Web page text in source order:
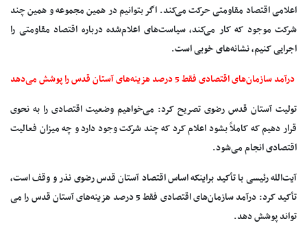
اعلامی اقتصاد مقاومتی حرکت می‌کند. اگر بتوانیم در همین مجموعه و همین چند
شرکت موجود که کار می‌کند، سیاست‌های اعلام‌شده درباره اقتصاد مقاومتی را
اجرایی کنیم، نشانه‌های خوبی است.
درآمد سازمان‌های اقتصادی فقط 5 درصد هزینه‌های آستان قدس را پوشش می‌دهد
تولیت آستان قدس رضوی تصریح کرد: می‌خواهیم وضعیت اقتصادی را به نحوی
قرار دهیم که کاملاً بشود اعلام کرد که چند شرکت وجود دارد و چه میزان فعالیت
اقتصادی انجام می‌شود.
آیت‌الله رئیسی با تأکید بر‌اینکه اساس اقتصاد آستان قدس رضوی نذر و وقف است،
تأکید کرد: درآمد سازمان‌های اقتصادی فقط 5 درصد هزینه‌های آستان قدس را می
تواند پوشش دهد.